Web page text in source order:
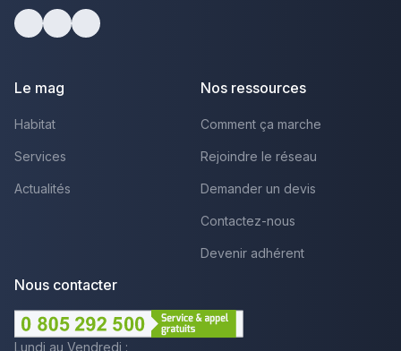
Le mag
Habitat
Services
Actualités
Nos ressources
Comment ça marche
Rejoindre le réseau
Demander un devis
Contactez-nous
Devenir adhérent
Nous contacter
Lundi au Vendredi :